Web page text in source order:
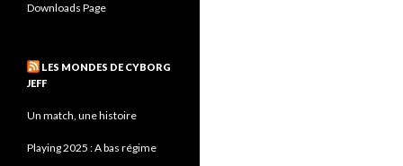
Downloads Page
LES MONDES DE CYBORG
JEFF
Un match, une histoire
Playing 2025 : A bas régime